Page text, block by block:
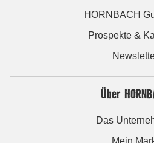
HORNBACH
Prospekte &
Über
Das
Mein